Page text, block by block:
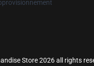
Store 2026 all rights